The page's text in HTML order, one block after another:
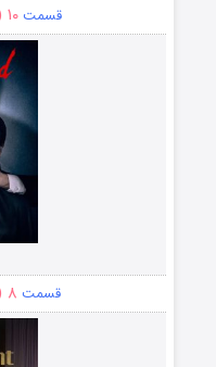
قسمت۱۰ (زیرنویس)
قسمت ۸ (زیرنویس)